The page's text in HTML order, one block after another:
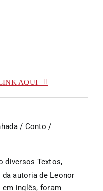
AQUI
/ Conto /
diversos Textos,
autoria de Leonor
em inglês, foram